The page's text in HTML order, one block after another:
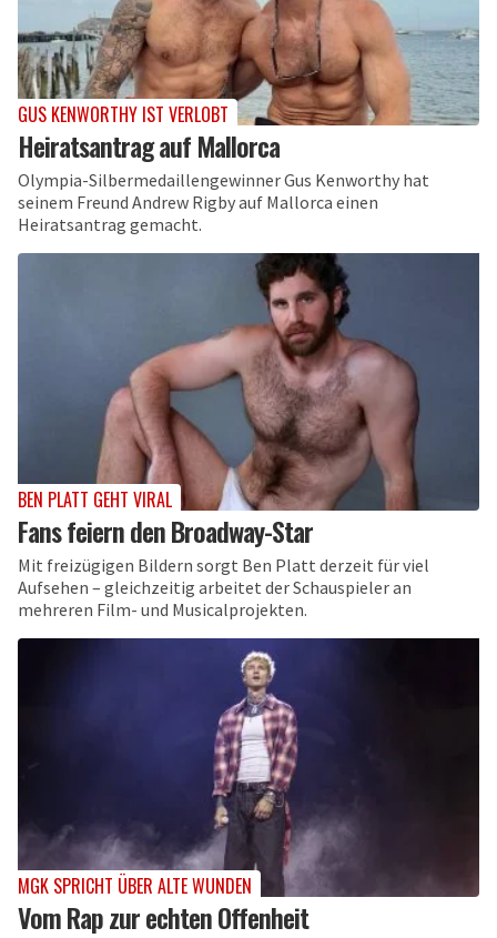
GUS KENWORTHY IST VERLOBT
Heiratsantrag auf Mallorca
Olympia-Silbermedaillengewinner Gus Kenworthy hat
seinem Freund Andrew Rigby auf Mallorca einen
Heiratsantrag gemacht.
BEN PLATT GEHT VIRAL
Fans feiern den Broadway-Star
Mit freizügigen Bildern sorgt Ben Platt derzeit für viel
Aufsehen – gleichzeitig arbeitet der Schauspieler an
mehreren Film- und Musicalprojekten.
MGK SPRICHT ÜBER ALTE WUNDEN
Vom Rap zur echten Offenheit